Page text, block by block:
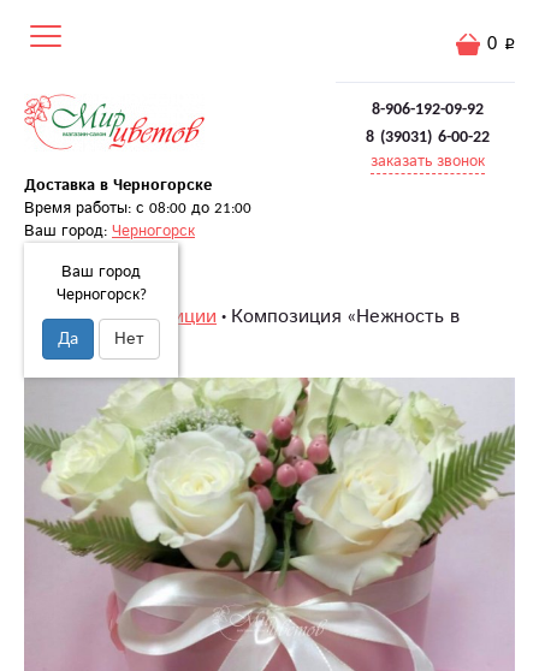
8-906-192-09-92
8 (39031) 6-00-22
заказать звонок
Доставка в Черногорске
Время работы: с 08:00 до 21:00
Ваш город: Черногорск
Ваш город
Черногорск?
Да Нет
0
Главная Композиции Композиция «Нежность в
коробке»